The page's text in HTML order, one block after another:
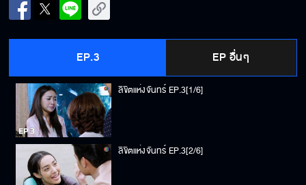
EP.3 EP อื่นๆ
ลิขิตแห่งจันทร์ EP.3[1/6]
ลิขิตแห่งจันทร์ EP.3[2/6]